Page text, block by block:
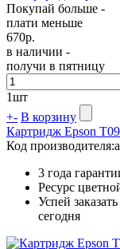
Покупай больше -
плати меньше
670р.
в наличии -
получи в пятницу
1шт
+- В корзину
Картридж Epson
Код производителя:
3 года
Ресурс
Успей
сегодня